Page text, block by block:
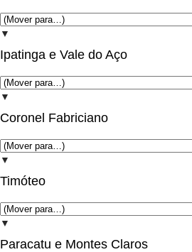
▼
Ipatinga e Vale do Aço
▼
Coronel Fabriciano
▼
Timóteo
▼
Paracatu e Montes Claros